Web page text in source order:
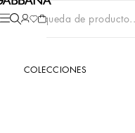
Búsqueda de producto...
COLECCIONES